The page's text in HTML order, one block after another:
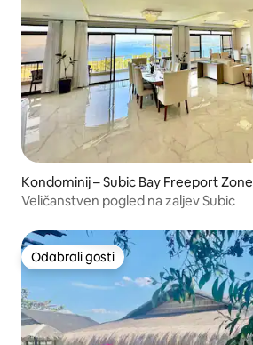
Kondominij – Subic Bay Freeport Zone
Veličanstven pogled na zaljev Subic
Odabrali gosti
Odabrali gosti